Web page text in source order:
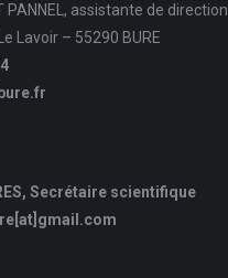
PANNEL, assistante de direction
Lavoir – 55290 BURE
Secrétaire scientifique